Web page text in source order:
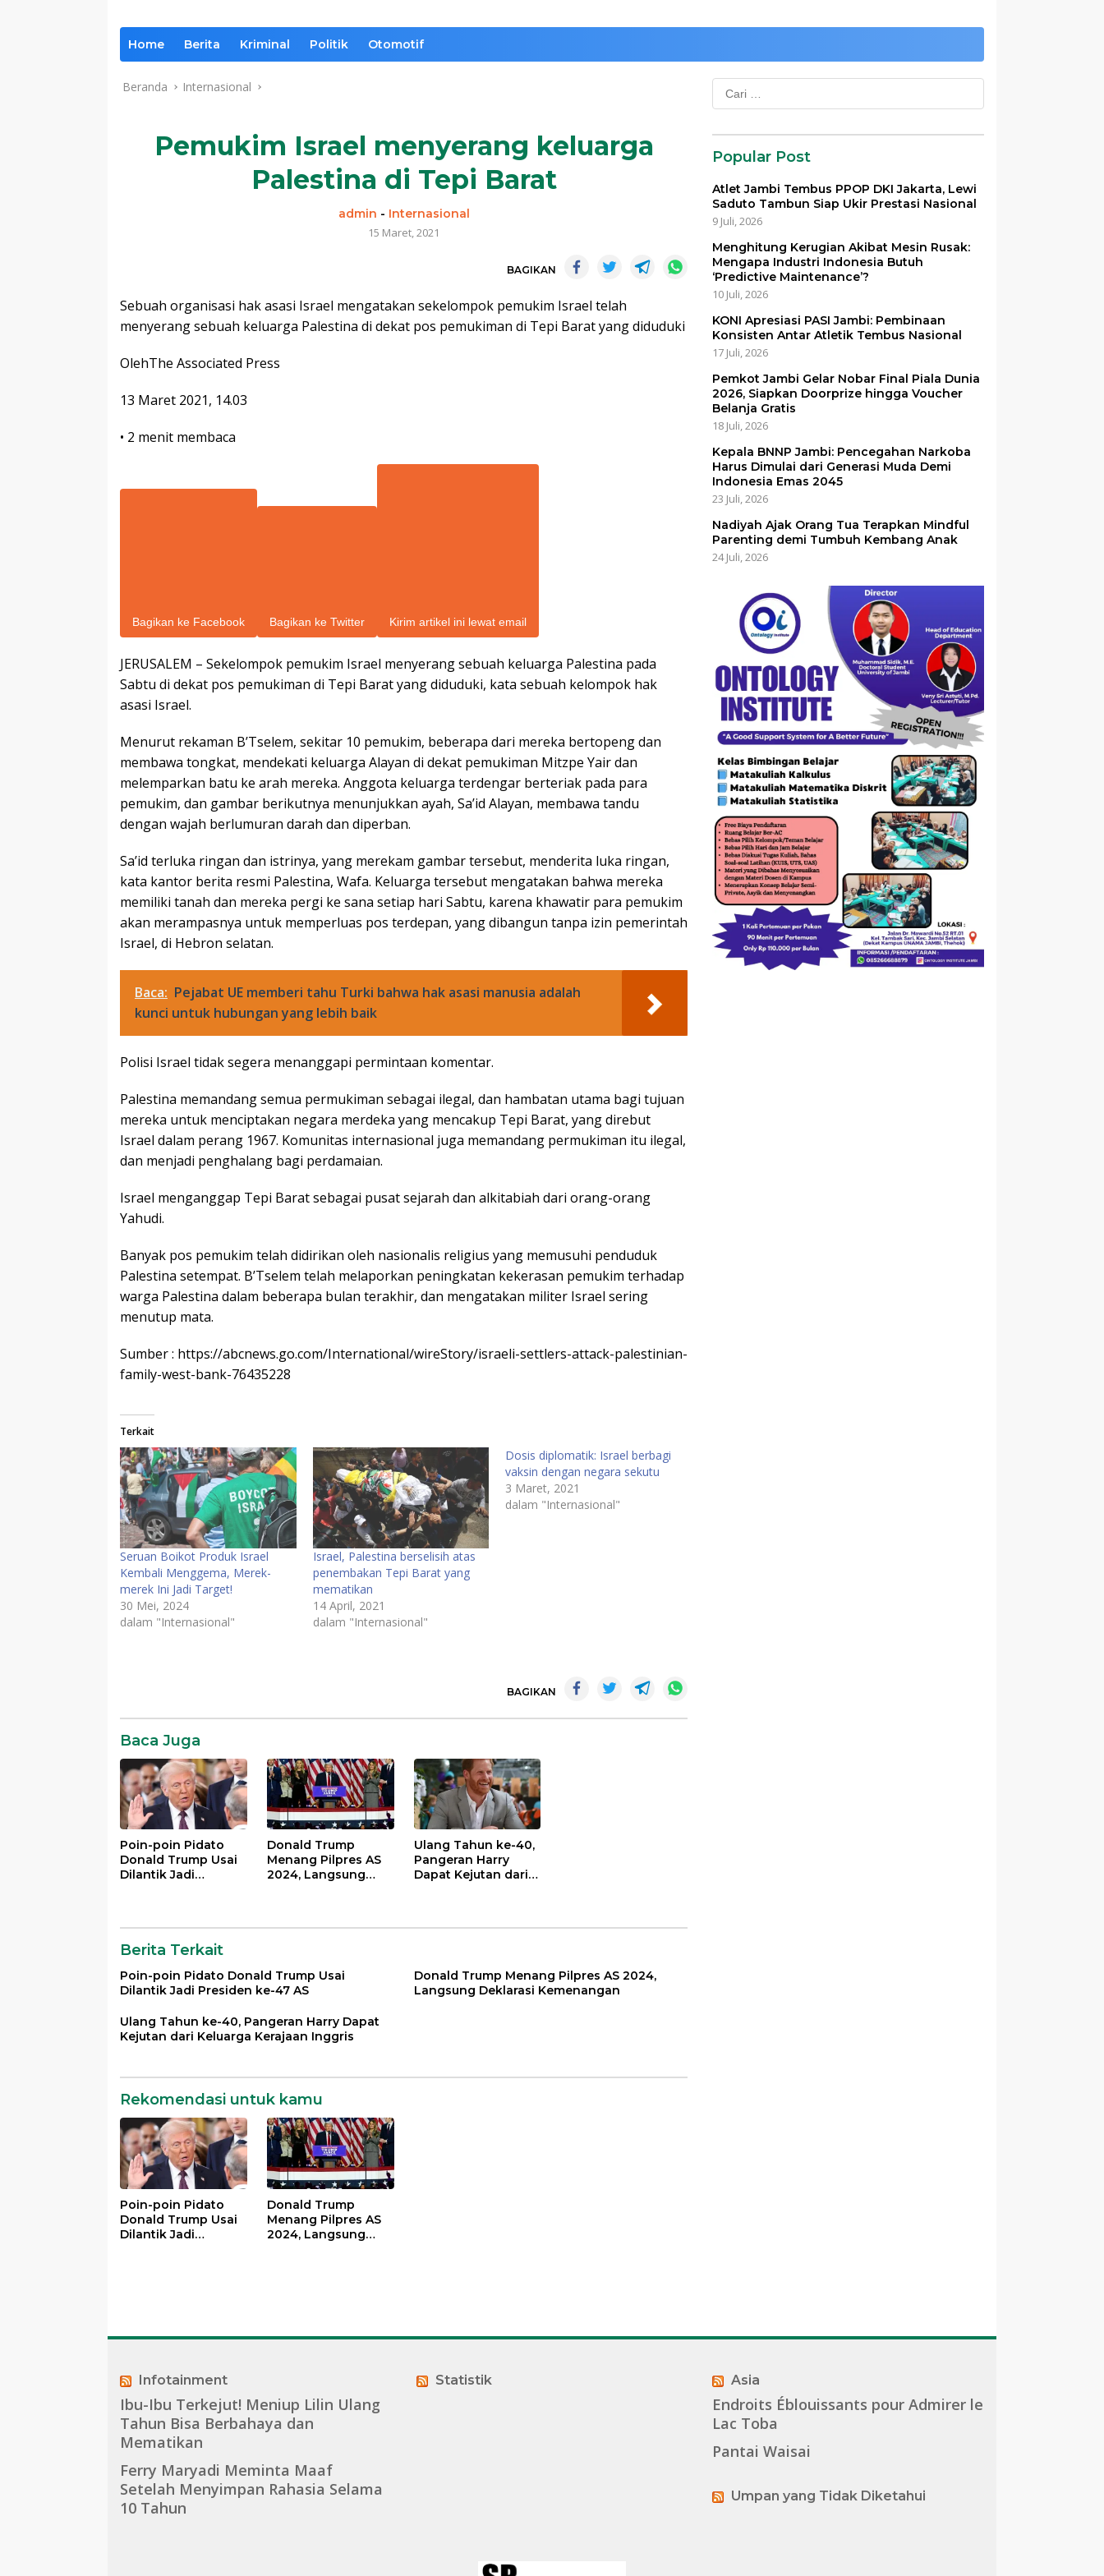
Home Berita Kriminal Politik Otomotif
Beranda Internasional
Pemukim Israel menyerang keluarga
Palestina di Tepi Barat
admin - Internasional
15 Maret, 2021
BAGIKAN
Sebuah organisasi hak asasi Israel mengatakan sekelompok pemukim Israel telah
menyerang sebuah keluarga Palestina di dekat pos pemukiman di Tepi Barat yang diduduki
OlehThe Associated Press
13 Maret 2021, 14.03
• 2 menit membaca
Bagikan ke Facebook Bagikan ke Twitter Kirim artikel ini lewat email
JERUSALEM – Sekelompok pemukim Israel menyerang sebuah keluarga Palestina pada
Sabtu di dekat pos pemukiman di Tepi Barat yang diduduki, kata sebuah kelompok hak
asasi Israel.
Menurut rekaman B’Tselem, sekitar 10 pemukim, beberapa dari mereka bertopeng dan
membawa tongkat, mendekati keluarga Alayan di dekat pemukiman Mitzpe Yair dan
melemparkan batu ke arah mereka. Anggota keluarga terdengar berteriak pada para
pemukim, dan gambar berikutnya menunjukkan ayah, Sa’id Alayan, membawa tandu
dengan wajah berlumuran darah dan diperban.
Sa’id terluka ringan dan istrinya, yang merekam gambar tersebut, menderita luka ringan,
kata kantor berita resmi Palestina, Wafa. Keluarga tersebut mengatakan bahwa mereka
memiliki tanah dan mereka pergi ke sana setiap hari Sabtu, karena khawatir para pemukim
akan merampasnya untuk memperluas pos terdepan, yang dibangun tanpa izin pemerintah
Israel, di Hebron selatan.
Baca: Pejabat UE memberi tahu Turki bahwa hak asasi manusia adalah
kunci untuk hubungan yang lebih baik
Polisi Israel tidak segera menanggapi permintaan komentar.
Palestina memandang semua permukiman sebagai ilegal, dan hambatan utama bagi tujuan
mereka untuk menciptakan negara merdeka yang mencakup Tepi Barat, yang direbut
Israel dalam perang 1967. Komunitas internasional juga memandang permukiman itu ilegal,
dan menjadi penghalang bagi perdamaian.
Israel menganggap Tepi Barat sebagai pusat sejarah dan alkitabiah dari orang-orang
Yahudi.
Banyak pos pemukim telah didirikan oleh nasionalis religius yang memusuhi penduduk
Palestina setempat. B’Tselem telah melaporkan peningkatan kekerasan pemukim terhadap
warga Palestina dalam beberapa bulan terakhir, dan mengatakan militer Israel sering
menutup mata.
Sumber : https://abcnews.go.com/International/wireStory/israeli-settlers-attack-palestinian-
family-west-bank-76435228
Terkait
Seruan Boikot Produk Israel
Kembali Menggema, Merek-
merek Ini Jadi Target!
30 Mei, 2024
dalam "Internasional"
Israel, Palestina berselisih atas
penembakan Tepi Barat yang
mematikan
14 April, 2021
dalam "Internasional"
Dosis diplomatik: Israel berbagi
vaksin dengan negara sekutu
3 Maret, 2021
dalam "Internasional"
BAGIKAN
Baca Juga
Poin-poin Pidato
Donald Trump Usai
Dilantik Jadi
Donald Trump
Menang Pilpres AS
2024, Langsung
Ulang Tahun ke-40,
Pangeran Harry
Dapat Kejutan dari
Berita Terkait
Poin-poin Pidato Donald Trump Usai
Dilantik Jadi Presiden ke-47 AS
Donald Trump Menang Pilpres AS 2024,
Langsung Deklarasi Kemenangan
Ulang Tahun ke-40, Pangeran Harry Dapat
Kejutan dari Keluarga Kerajaan Inggris
Rekomendasi untuk kamu
Poin-poin Pidato
Donald Trump Usai
Dilantik Jadi
Donald Trump
Menang Pilpres AS
2024, Langsung
Cari
untuk:
Popular Post
Atlet Jambi Tembus PPOP DKI Jakarta, Lewi
Saduto Tambun Siap Ukir Prestasi Nasional
9 Juli, 2026
Menghitung Kerugian Akibat Mesin Rusak:
Mengapa Industri Indonesia Butuh
‘Predictive Maintenance’?
10 Juli, 2026
KONI Apresiasi PASI Jambi: Pembinaan
Konsisten Antar Atletik Tembus Nasional
17 Juli, 2026
Pemkot Jambi Gelar Nobar Final Piala Dunia
2026, Siapkan Doorprize hingga Voucher
Belanja Gratis
18 Juli, 2026
Kepala BNNP Jambi: Pencegahan Narkoba
Harus Dimulai dari Generasi Muda Demi
Indonesia Emas 2045
23 Juli, 2026
Nadiyah Ajak Orang Tua Terapkan Mindful
Parenting demi Tumbuh Kembang Anak
24 Juli, 2026
Infotainment
Ibu-Ibu Terkejut! Meniup Lilin Ulang
Tahun Bisa Berbahaya dan
Mematikan
Ferry Maryadi Meminta Maaf
Setelah Menyimpan Rahasia Selama
10 Tahun
Statistik Asia
Endroits Éblouissants pour Admirer le
Lac Toba
Pantai Waisai
Umpan yang Tidak Diketahui